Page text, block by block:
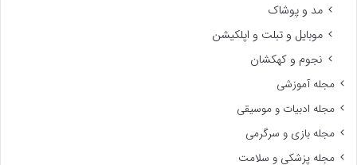
مد و پوشاک
موبایل و تبلت و اپلکیشن
نجوم و کهکشان
مجله آموزشی
مجله ادبیات و موسیقی
مجله بازی و سرگرمی
مجله پزشکی و سلامت